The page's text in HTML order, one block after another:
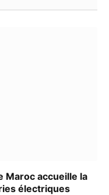
Maroc accueille la
électriques